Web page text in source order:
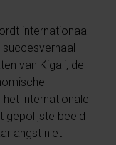
internationaal
succesverhaal
van Kigali, de
internationale
gepolijste beeld
angst niet